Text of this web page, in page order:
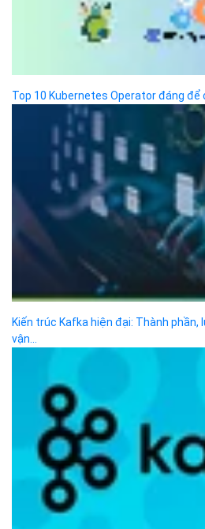
Công ty cổ phần VCCorp
Số 01 phố Nguyễn Huy Tưởng,
phường Thanh Xuân,
Thành phố Hà Nội.
MST/ĐKKD: 0101871229 do